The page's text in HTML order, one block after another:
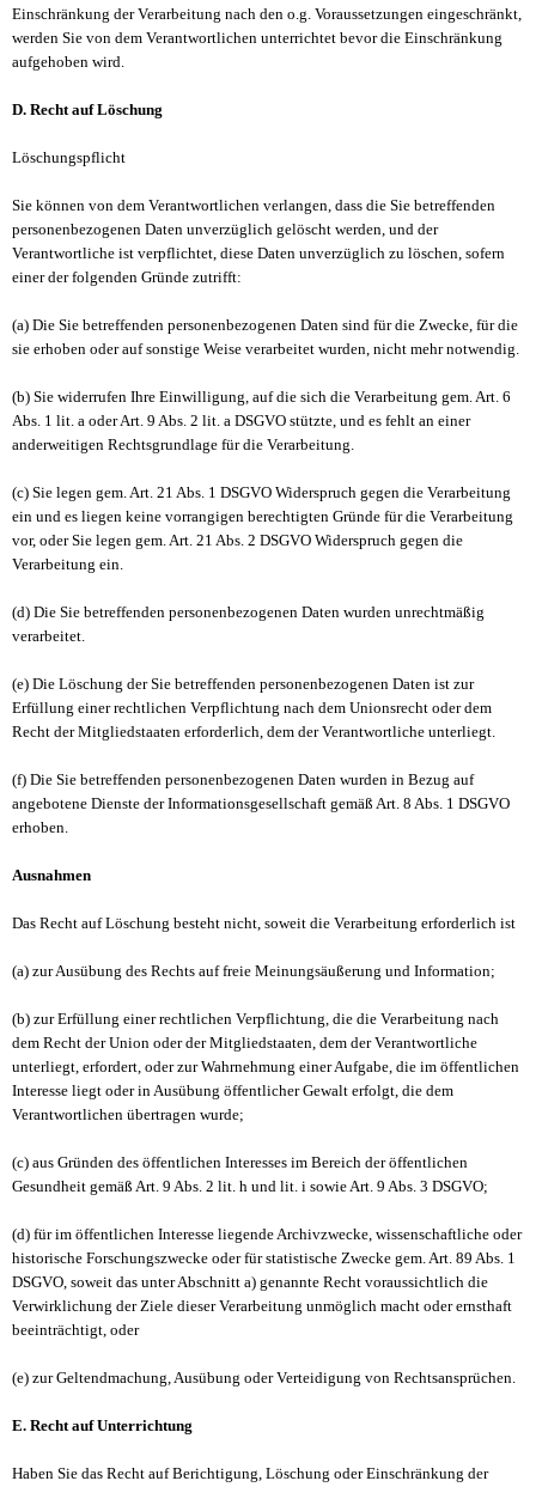
Einschränkung der Verarbeitung nach den o.g. Voraussetzungen eingeschränkt,
werden Sie von dem Verantwortlichen unterrichtet bevor die Einschränkung
aufgehoben wird.
D. Recht auf Löschung
Löschungspflicht
Sie können von dem Verantwortlichen verlangen, dass die Sie betreffenden
personenbezogenen Daten unverzüglich gelöscht werden, und der
Verantwortliche ist verpflichtet, diese Daten unverzüglich zu löschen, sofern
einer der folgenden Gründe zutrifft:
(a) Die Sie betreffenden personenbezogenen Daten sind für die Zwecke, für die
sie erhoben oder auf sonstige Weise verarbeitet wurden, nicht mehr notwendig.
(b) Sie widerrufen Ihre Einwilligung, auf die sich die Verarbeitung gem. Art. 6
Abs. 1 lit. a oder Art. 9 Abs. 2 lit. a DSGVO stützte, und es fehlt an einer
anderweitigen Rechtsgrundlage für die Verarbeitung.
(c) Sie legen gem. Art. 21 Abs. 1 DSGVO Widerspruch gegen die Verarbeitung
ein und es liegen keine vorrangigen berechtigten Gründe für die Verarbeitung
vor, oder Sie legen gem. Art. 21 Abs. 2 DSGVO Widerspruch gegen die
Verarbeitung ein.
(d) Die Sie betreffenden personenbezogenen Daten wurden unrechtmäßig
verarbeitet.
(e) Die Löschung der Sie betreffenden personenbezogenen Daten ist zur
Erfüllung einer rechtlichen Verpflichtung nach dem Unionsrecht oder dem
Recht der Mitgliedstaaten erforderlich, dem der Verantwortliche unterliegt.
(f) Die Sie betreffenden personenbezogenen Daten wurden in Bezug auf
angebotene Dienste der Informationsgesellschaft gemäß Art. 8 Abs. 1 DSGVO
erhoben.
Ausnahmen
Das Recht auf Löschung besteht nicht, soweit die Verarbeitung erforderlich ist
(a) zur Ausübung des Rechts auf freie Meinungsäußerung und Information;
(b) zur Erfüllung einer rechtlichen Verpflichtung, die die Verarbeitung nach
dem Recht der Union oder der Mitgliedstaaten, dem der Verantwortliche
unterliegt, erfordert, oder zur Wahrnehmung einer Aufgabe, die im öffentlichen
Interesse liegt oder in Ausübung öffentlicher Gewalt erfolgt, die dem
Verantwortlichen übertragen wurde;
(c) aus Gründen des öffentlichen Interesses im Bereich der öffentlichen
Gesundheit gemäß Art. 9 Abs. 2 lit. h und lit. i sowie Art. 9 Abs. 3 DSGVO;
(d) für im öffentlichen Interesse liegende Archivzwecke, wissenschaftliche oder
historische Forschungszwecke oder für statistische Zwecke gem. Art. 89 Abs. 1
DSGVO, soweit das unter Abschnitt a) genannte Recht voraussichtlich die
Verwirklichung der Ziele dieser Verarbeitung unmöglich macht oder ernsthaft
beeinträchtigt, oder
(e) zur Geltendmachung, Ausübung oder Verteidigung von Rechtsansprüchen.
E. Recht auf Unterrichtung
Haben Sie das Recht auf Berichtigung, Löschung oder Einschränkung der